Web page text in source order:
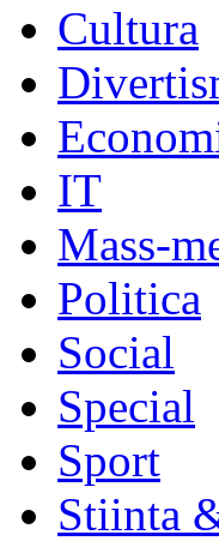
Cultura
IT
Mass-
Politica
Social
Special
Sport
Stiinta